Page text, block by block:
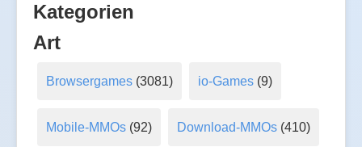
Kategorien
Art
Browsergames(3081) io-Games (9)
Mobile-MMOs(92) Download-MMOs (410)